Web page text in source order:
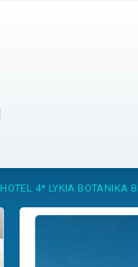
HOTEL 4* LYKIA BOTANIKA